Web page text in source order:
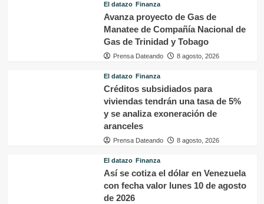
El datazo Finanza
Avanza proyecto de Gas de
Manatee de Compañía Nacional de
Gas de Trinidad y Tobago
Prensa Dateando 8 agosto, 2026
El datazo Finanza
Créditos subsidiados para
viviendas tendrán una tasa de 5%
y se analiza exoneración de
aranceles
Prensa Dateando 8 agosto, 2026
El datazo Finanza
Así se cotiza el dólar en Venezuela
con fecha valor lunes 10 de agosto
de 2026